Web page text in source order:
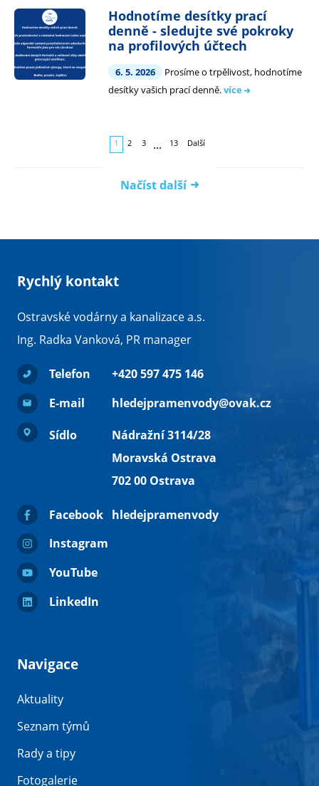
Hodnotíme desítky prací
denně - sledujte své pokroky
na profilových účtech
6. 5. 2026
Prosíme o trpělivost, hodnotíme
desítky vašich prací denně.více
1 2 3 ... 13 Další
Načíst další
Rychlý kontakt
Ostravské vodárny a kanalizace a.s.
Ing. Radka Vanková, PR manager
Telefon
+420 597 475 146
E-mail
hledejpramenvody@ovak.cz
Sídlo
Nádražní 3114/28
Moravská Ostrava
702 00 Ostrava
Facebook
hledejpramenvody
Instagram
YouTube
LinkedIn
Navigace
Aktuality
Seznam týmů
Rady a tipy
Fotogalerie